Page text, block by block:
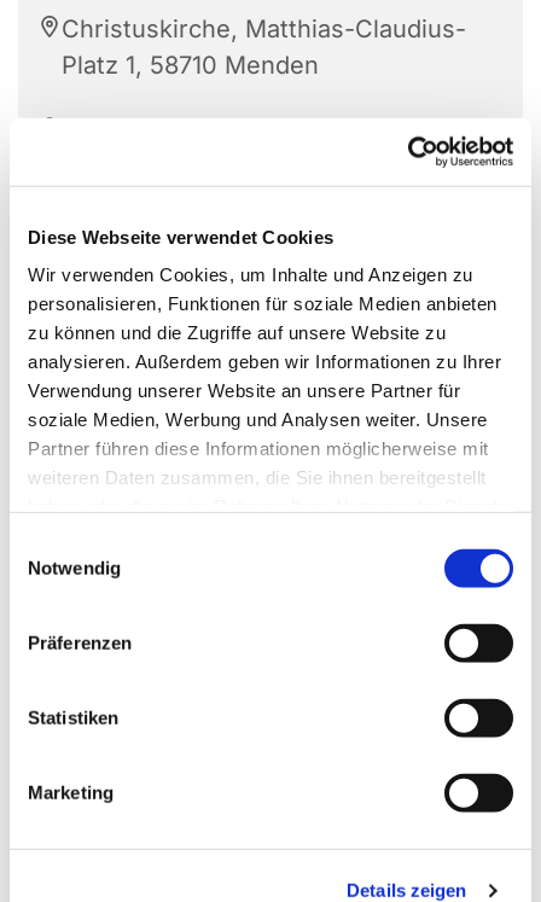
Diese Webseite verwendet Cookies
Wir verwenden Cookies, um Inhalte und Anzeigen zu
personalisieren, Funktionen für soziale Medien anbieten
zu können und die Zugriffe auf unsere Website zu
analysieren. Außerdem geben wir Informationen zu Ihrer
Verwendung unserer Website an unsere Partner für
soziale Medien, Werbung und Analysen weiter. Unsere
Partner führen diese Informationen möglicherweise mit
weiteren Daten zusammen, die Sie ihnen bereitgestellt
Notwendig
Präferenzen
Statistiken
Marketing
Details zeigen
Christuskirche, Matthias-Claudius-
Platz 1, 58710 Menden